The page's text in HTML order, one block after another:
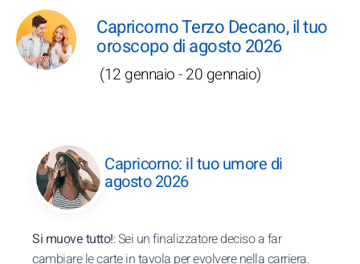
Capricorno Terzo Decano, il tuo
oroscopo di agosto 2026
(12 gennaio - 20 gennaio)
Capricorno: il tuo umore di
agosto 2026
Si muove tutto!: Sei un finalizzatore deciso a far
cambiare le carte in tavola per evolvere nella carriera.